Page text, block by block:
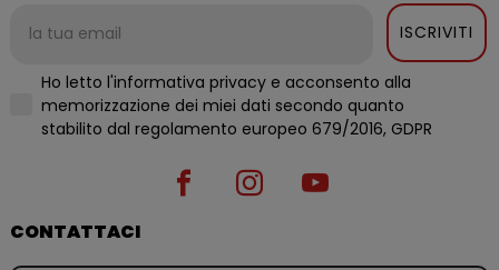
ISCRIVITI
Ho letto l'informativa privacy e acconsento alla
memorizzazione dei miei dati secondo quanto
stabilito dal regolamento europeo 679/2016, GDPR
CONTATTACI